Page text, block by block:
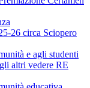
26 circa Sciopero
e agli studenti
altri vedere RE